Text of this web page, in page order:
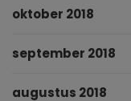
oktober 2018
september 2018
augustus 2018